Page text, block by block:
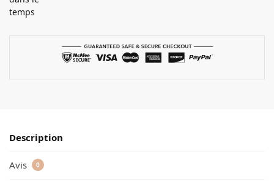
Description
Avis 0